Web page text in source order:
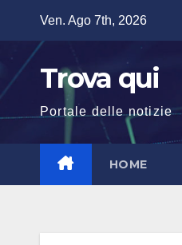
contenuto
Ven. Ago 7th, 2026
Trova qui
Portale delle notizie
HOME